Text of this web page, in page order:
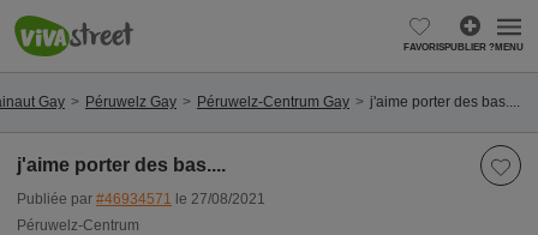
FAVORISPUBLIER ?MENU
Gay Péruwelz Gay Péruwelz-Centrum Gay j'aime porter des bas....
j'aime porter des bas....
Publiée par #46934571 le 27/08/2021
Péruwelz-Centrum